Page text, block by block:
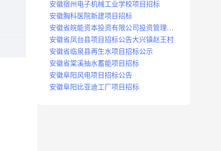
安徽宿州电子机械工业学校项目招标
安徽胸科医院新建项目招标
安徽省皖能资本投资有限公司投资管理系
统建设项目招标
安徽省凤台县项目招标公告大兴镇赵王村
安徽省临泉县再生水项目招标公示
安徽省棠溪抽水蓄能项目招标
安徽阜阳风电项目招标公告
安徽阜阳比亚迪工厂项目招标